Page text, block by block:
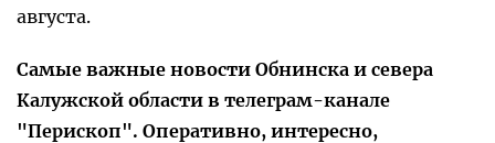
августа.
Самые важные новости Обнинска и севера
Калужской области в телеграм-канале
"Перископ". Оперативно, интересно,